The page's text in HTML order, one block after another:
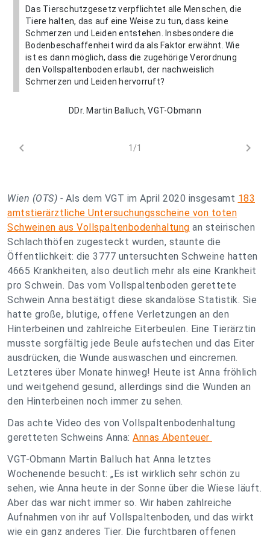
Das Tierschutzgesetz verpflichtet alle Menschen, die
Tiere halten, das auf eine Weise zu tun, dass keine
Schmerzen und Leiden entstehen. Insbesondere die
Bodenbeschaffenheit wird da als Faktor erwähnt. Wie
ist es dann möglich, dass die zugehörige Verordnung
den Vollspaltenboden erlaubt, der nachweislich
Schmerzen und Leiden hervorruft?
DDr. Martin Balluch, VGT-Obmann
chevron_left 1/1 chevron_right
Wien (OTS) - Als dem VGT im April 2020 insgesamt 183
amtstierärztliche Untersuchungsscheine von toten
Schweinen aus Vollspaltenbodenhaltung an steirischen
Schlachthöfen zugesteckt wurden, staunte die
Öffentlichkeit: die 3777 untersuchten Schweine hatten
4665 Krankheiten, also deutlich mehr als eine Krankheit
pro Schwein. Das vom Vollspaltenboden gerettete
Schwein Anna bestätigt diese skandalöse Statistik. Sie
hatte große, blutige, offene Verletzungen an den
Hinterbeinen und zahlreiche Eiterbeulen. Eine Tierärztin
musste sorgfältig jede Beule aufstechen und das Eiter
ausdrücken, die Wunde auswaschen und eincremen.
Letzteres über Monate hinweg! Heute ist Anna fröhlich
und weitgehend gesund, allerdings sind die Wunden an
den Hinterbeinen noch immer zu sehen.
Das achte Video des von Vollspaltenbodenhaltung
geretteten Schweins Anna: Annas Abenteuer
VGT-Obmann Martin Balluch hat Anna letztes
Wochenende besucht: „Es ist wirklich sehr schön zu
sehen, wie Anna heute in der Sonne über die Wiese läuft.
Aber das war nicht immer so. Wir haben zahlreiche
Aufnahmen von ihr auf Vollspaltenboden, und das wirkt
wie ein ganz anderes Tier. Die furchtbaren offenen